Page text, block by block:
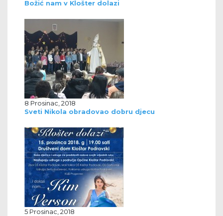
Božić nam v Klošter dolazi
8 Prosinac, 2018
Sveti Nikola obradovao dobru djecu
5 Prosinac, 2018